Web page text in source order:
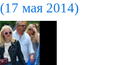
(17 мая 2014)